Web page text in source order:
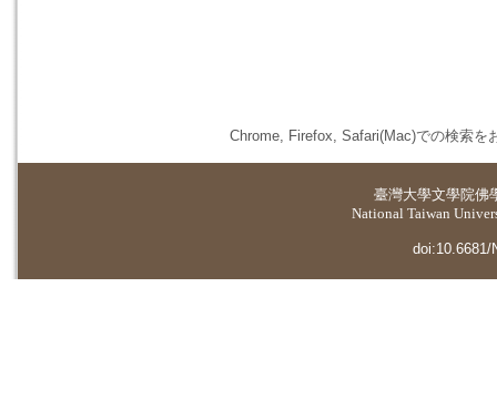
Chrome, Firefox, Safari(Mac)での検索を
臺灣大學文學院佛
National Taiwan
doi:10.6681/